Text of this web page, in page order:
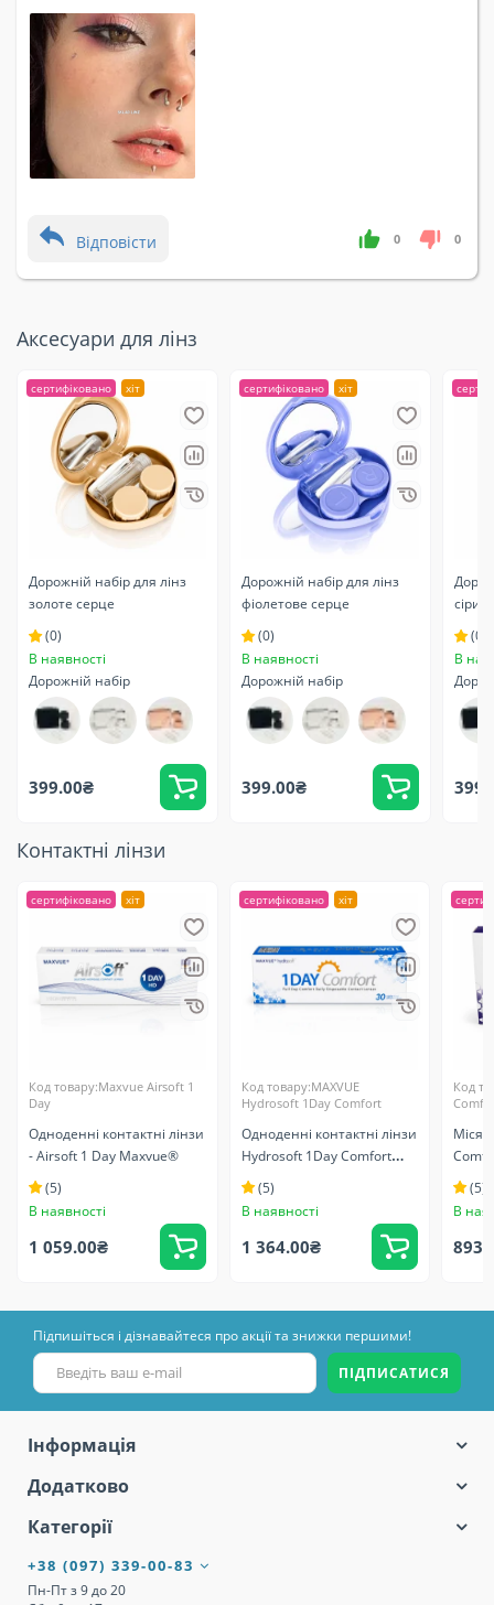
Відповісти 0 0
Аксесуари для лінз
сертифіковано хіт
Дорожній набір для лінз
золоте серце
(0)
В наявності
Дорожній набір
399.00₴
сертифіковано хіт
Дорожній набір для лінз
фіолетове серце
(0)
В наявності
Дорожній набір
399.00₴
(0)
В
Контактні лінзи
сертифіковано хіт
Код товару:Maxvue Airsoft 1
Day
Одноденні контактні лінзи
- Airsoft 1 Day Maxvue®
(5)
В наявності
1 059.00₴
сертифіковано хіт
Код товару:MAXVUE
Hydrosoft 1Day Comfort
Одноденні контактні лінзи
Hydrosoft 1Day Comfort
MAXVUE®
(5)
В наявності
1 364.00₴
Код
(5)
В
Підпишіться і дізнавайтеся про акції та знижки першими!
ПІДПИСАТИСЯ
Інформація
Додатково
Категорії
+38 (097) 339-00-83
Пн-Пт з 9 до 20